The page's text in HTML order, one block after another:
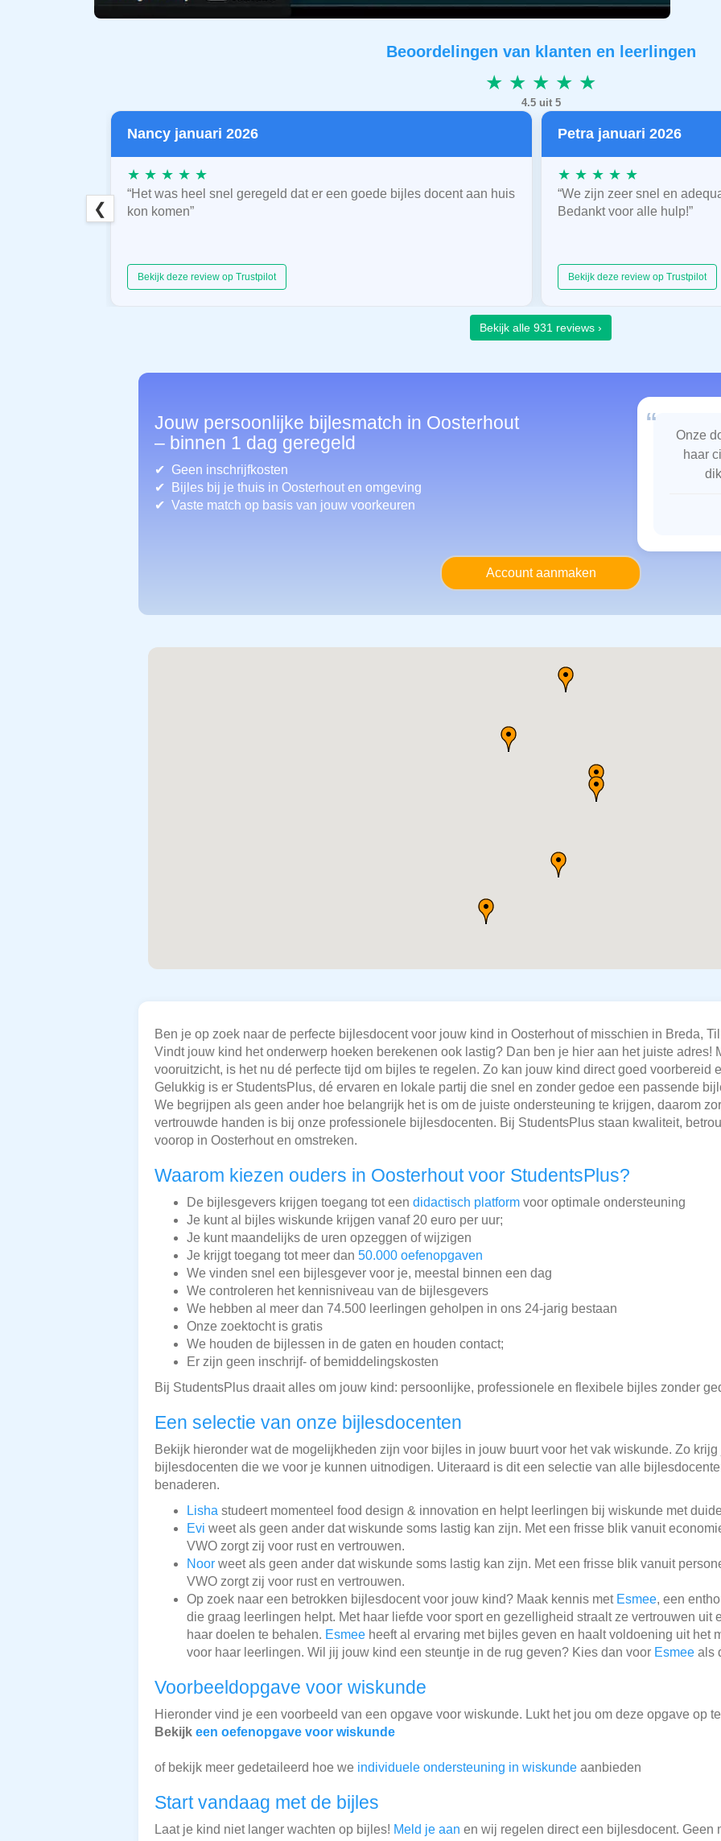
Beoordelingen van klanten en leerlingen
★ ★ ★ ★ ★
4.5 uit 5
Nancy januari 2026
★ ★ ★ ★ ★
“Het was heel snel geregeld dat er een goede bijles docent aan huis
kon komen”
Bekijk deze review op Trustpilot
Petra januari 2026
★ ★ ★ ★ ★
“We zijn zeer snel en
Bedankt voor alle hulp!”
Bekijk deze review op Trustpilot
❮
Bekijk alle 931 reviews ›
Jouw persoonlijke bijlesmatch in Oosterhout
– binnen 1 dag geregeld
Geen inschrijfkosten
Bijles bij je thuis in Oosterhout en omgeving
Vaste match op basis van jouw voorkeuren
“
Onze
haar
Account aanmaken
Ben je op zoek naar de perfecte bijlesdocent voor jouw kind in Oosterhout of misschien in Breda,
Vindt jouw kind het onderwerp hoeken berekenen ook lastig? Dan ben je hier aan het juiste adres!
vooruitzicht, is het nu dé perfecte tijd om bijles te regelen. Zo kan jouw kind direct goed voorbereid
Gelukkig is er StudentsPlus, dé ervaren en lokale partij die snel en zonder gedoe een passende
We begrijpen als geen ander hoe belangrijk het is om de juiste ondersteuning te krijgen, daarom
vertrouwde handen is bij onze professionele bijlesdocenten. Bij StudentsPlus staan kwaliteit,
voorop in Oosterhout en omstreken.
Waarom kiezen ouders in Oosterhout voor StudentsPlus?
De bijlesgevers krijgen toegang tot een didactisch platform voor optimale ondersteuning
Je kunt al bijles wiskunde krijgen vanaf 20 euro per uur;
Je kunt maandelijks de uren opzeggen of wijzigen
Je krijgt toegang tot meer dan 50.000 oefenopgaven
We vinden snel een bijlesgever voor je, meestal binnen een dag
We controleren het kennisniveau van de bijlesgevers
We hebben al meer dan 74.500 leerlingen geholpen in ons 24-jarig bestaan
Onze zoektocht is gratis
We houden de bijlessen in de gaten en houden contact;
Er zijn geen inschrijf- of bemiddelingskosten
Bij StudentsPlus draait alles om jouw kind: persoonlijke, professionele en flexibele bijles zonder
Een selectie van onze bijlesdocenten
Bekijk hieronder wat de mogelijkheden zijn voor bijles in jouw buurt voor het vak wiskunde. Zo
bijlesdocenten die we voor je kunnen uitnodigen. Uiteraard is dit een selectie van alle
benaderen.
Lisha studeert momenteel food design & innovation en helpt leerlingen bij wiskunde met
Evi weet als geen ander dat wiskunde soms lastig kan zijn. Met een frisse blik vanuit
VWO zorgt zij voor rust en vertrouwen.
Noor weet als geen ander dat wiskunde soms lastig kan zijn. Met een frisse blik vanuit
VWO zorgt zij voor rust en vertrouwen.
Op zoek naar een betrokken bijlesdocent voor jouw kind? Maak kennis met Esmee, een
die graag leerlingen helpt. Met haar liefde voor sport en gezelligheid straalt ze vertrouwen uit
haar doelen te behalen. Esmee heeft al ervaring met bijles geven en haalt voldoening uit het
voor haar leerlingen. Wil jij jouw kind een steuntje in de rug geven? Kies dan voor Esmee als
Voorbeeldopgave voor wiskunde
Hieronder vind je een voorbeeld van een opgave voor wiskunde. Lukt het jou om deze opgave op
Bekijk een oefenopgave voor wiskunde
of bekijk meer gedetaileerd hoe we individuele ondersteuning in wiskunde aanbieden
Start vandaag met de bijles
Laat je kind niet langer wachten op bijles! Meld je aan en wij regelen direct een bijlesdocent. Geen